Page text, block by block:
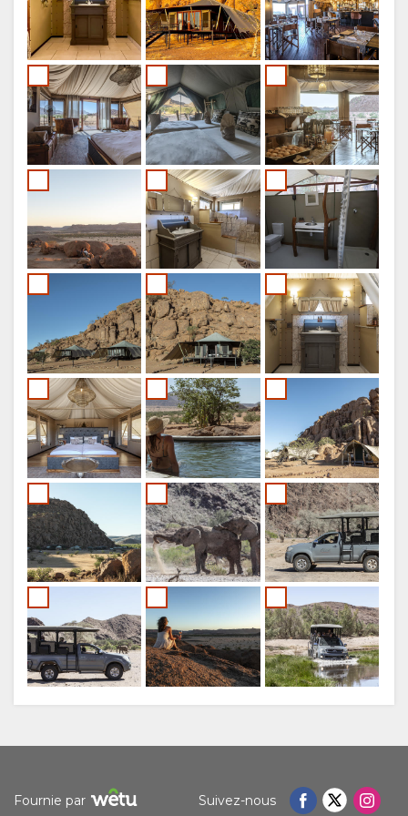
ESPAGNOL
ITALIEN
HOLLANDAIS
NORWEGIAN
SWEDISH
DANISH
(SIMPLIFIED)
ANGLAIS
Fournie par Suivez-nous
Gestion du consentement aux cookies
Pour rendre plus agréable votre expérience et vous offrir
un contenu personnalisé, nous utilisons des cookies.
N'hésitez pas à modifier vos préférences ou à consulter
notre
politique de confidentialitépour plus
d'informations.
Accepter